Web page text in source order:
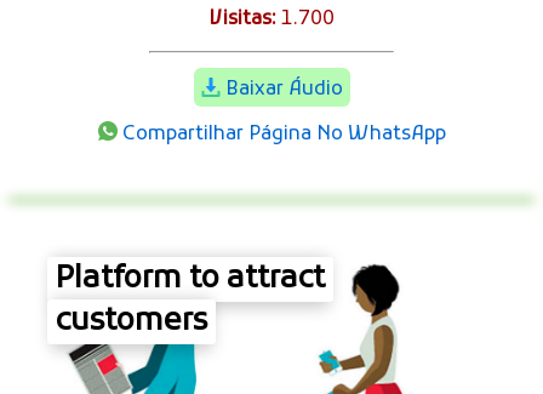
Visitas:1.700
Baixar Áudio
Compartilhar Página No WhatsApp
Platform to attract
customers